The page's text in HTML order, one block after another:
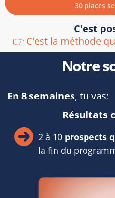
30 places
C'est
👉 C'est la méthode
Notre
En 8 semaines, tu vas:
Résultats
2 à 10 prospects
la fin du